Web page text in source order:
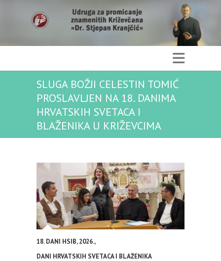
SLUGA BOŽJI CELESTIN TOMIĆ
PROSLAVLJEN NA 18. DANIMA
HRVATSKIH SVETACA I
BLAŽENIKA U KRIŽEVCIMA
18. DANI HSIB,2026.,
DANI HRVATSKIH SVETACA I BLAŽENIKA